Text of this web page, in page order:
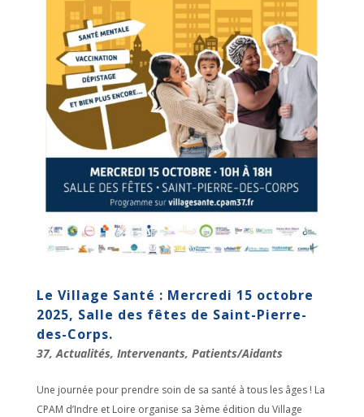
Le Village Santé : Mercredi 15 octobre
2025, Salle des fêtes de Saint-Pierre-
des-Corps.
37, Actualités, Intervenants, Patients/Aidants
Une journée pour prendre soin de sa santé à tous les âges ! La
CPAM d’Indre et Loire organise sa 3ème édition du Village